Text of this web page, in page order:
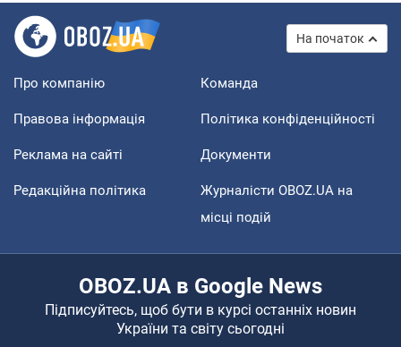
На початок
Про компанію Команда
Правова інформація Політика конфіденційності
Реклама на сайті Документи
Редакційна політика
Журналісти OBOZ.UA на
місці подій
OBOZ.UA в Google News
Підписуйтесь, щоб бути в курсі останніх новин
України та світу сьогодні